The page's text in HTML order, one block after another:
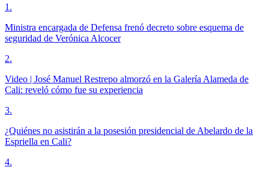
1 .
Ministra encargada de Defensa frenó decreto sobre esquema de
seguridad de Verónica Alcocer
2.
Video | José Manuel Restrepo almorzó en la Galería Alameda de
Cali: reveló cómo fue su experiencia
3.
¿Quiénes no asistirán a la posesión presidencial de Abelardo de la
Espriella en Cali?
4.